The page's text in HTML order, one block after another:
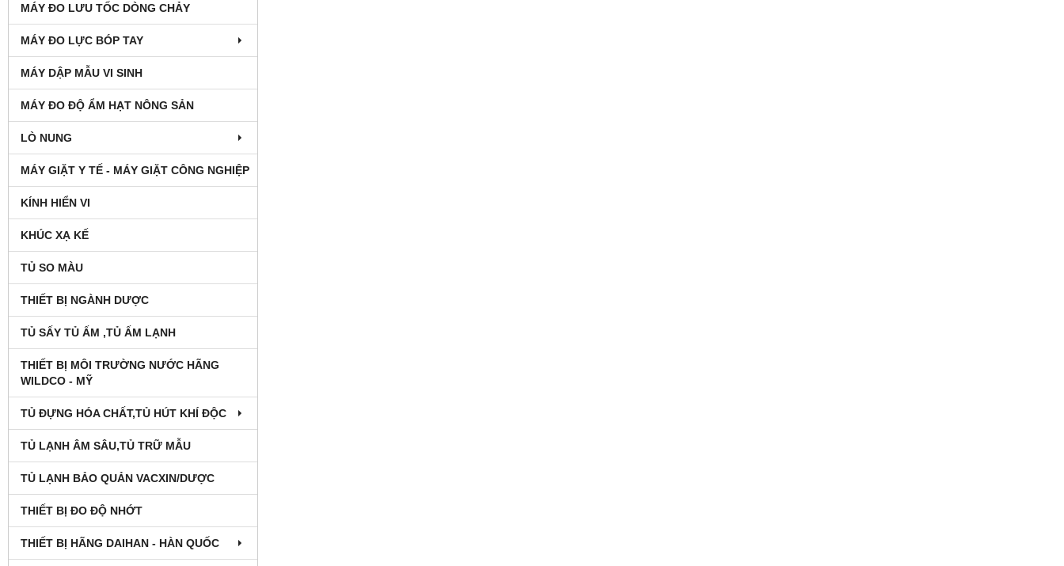
MÁY ĐO LƯU TỐC DÒNG CHẢY
MÁY ĐO LỰC BÓP TAY
MÁY DẬP MẪU VI SINH
MÁY ĐO ĐỘ ẨM HẠT NÔNG SẢN
LÒ NUNG
MÁY GIẶT Y TẾ - MÁY GIẶT CÔNG NGHIỆP
KÍNH HIỂN VI
KHÚC XẠ KẾ
TỦ SO MÀU
THIẾT BỊ NGÀNH DƯỢC
TỦ SẤY TỦ ẤM ,TỦ ẤM LẠNH
THIẾT BỊ MÔI TRƯỜNG NƯỚC HÃNG
WILDCO - MỸ
TỦ ĐỰNG HÓA CHẤT,TỦ HÚT KHÍ ĐỘC
TỦ LẠNH ÂM SÂU,TỦ TRỮ MẪU
TỦ LẠNH BẢO QUẢN VACXIN/DƯỢC
THIẾT BỊ ĐO ĐỘ NHỚT
THIẾT BỊ HÃNG DAIHAN - HÀN QUỐC